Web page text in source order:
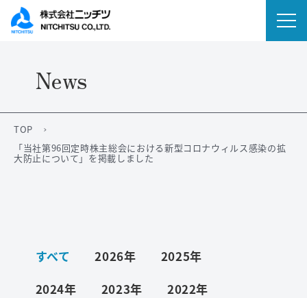
事業内容
IR情報
採用情報
TOP
「当社第96回定時株主総会における新型コロナウィルス感染の拡
大防止について」を掲載しました
News
すべて 2026年
2025年
2024年
2023年
2022年